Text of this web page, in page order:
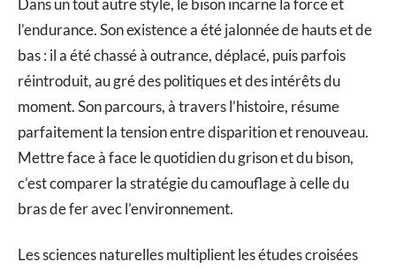
Dans un tout autre style, le bison incarne la force et
l’endurance. Son existence a été jalonnée de hauts et de
bas : il a été chassé à outrance, déplacé, puis parfois
réintroduit, au gré des politiques et des intérêts du
moment. Son parcours, à travers l’histoire, résume
parfaitement la tension entre disparition et renouveau.
Mettre face à face le quotidien du grison et du bison,
c’est comparer la stratégie du camouflage à celle du
bras de fer avec l’environnement.
Les sciences naturelles multiplient les études croisées